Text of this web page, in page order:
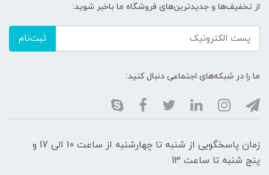
از تخفیف‌ها و جدیدترین‌های فروشگاه ما باخبر شوید:
ثبت‌نام
ما را در شبکه‌های اجتماعی دنبال کنید:
زمان پاسخگویی از شنبه تا چهارشنبه از ساعت 10 الی 17 و
پنج شنبه تا ساعت 13